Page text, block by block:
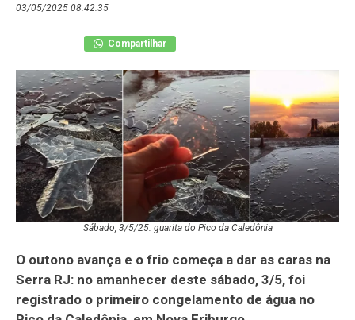
03/05/2025 08:42:35
Compartilhar
Sábado, 3/5/25: guarita do Pico da Caledônia
O outono avança e o frio começa a dar as caras na
Serra RJ: no amanhecer deste sábado, 3/5, foi
registrado o primeiro congelamento de água no